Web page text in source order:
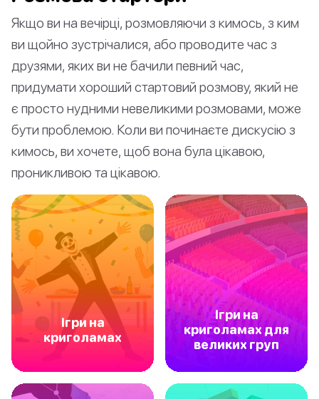
Якщо ви на вечірці, розмовляючи з кимось, з ким
ви щойно зустрічалися, або проводите час з
друзями, яких ви не бачили певний час,
придумати хороший стартовий розмову, який не
є просто нудними невеликими розмовами, може
бути проблемою. Коли ви починаєте дискусію з
кимось, ви хочете, щоб вона була цікавою,
проникливою та цікавою.
Ігри на
криголамах
Ігри на
криголамах для
великих груп